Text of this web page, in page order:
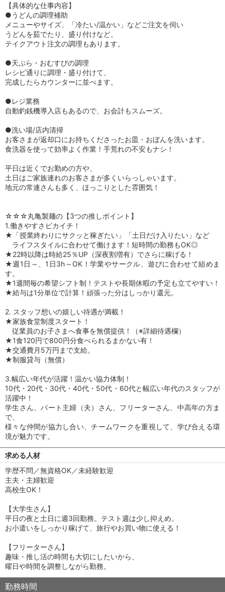
【具体的な仕事内容】
●うどんの調理補助
メニューやサイズ、「冷たい/温かい」などご注文を伺い
うどんを茹でたり、盛り付けなど。
テイクアウト注文の調理もあります。
●天ぷら・おむすびの調理
レシピ通りに調理・盛り付けて、
完成したらカウンターに並べます。
●レジ業務
自動釣銭機導入店もあるので、お会計もスムーズ。
●洗い場/店内清掃
お客さまが返却口にお持ちくださったお皿・おぼんを洗います。
食洗器を使って効率よく作業！手荒れの不安もナシ！
平日は近くでお勤めの方や、
土日はご家族連れのお客さまが多くいらっしゃいます。
地元の常連さんも多く、ほっこりとした雰囲気！
☆☆☆丸亀製麺の【3つの推しポイント】
1.働きやすさピカイチ！
★「授業終わりにサクッと稼ぎたい」「土日だけ入りたい」など
ライフスタイルに合わせて働けます！短時間の勤務もOK◎
★22時以降は時給25％UP（深夜割増有）でさらに稼げる！
★週1日～、1日3h～OK！学業やサークル、遊びに合わせて組めま
す。
★1週間毎の希望シフト制！テストや長期休暇の予定も立てやすい！
★給与は1分単位で計算！頑張った分はしっかり還元。
2. スタッフ想いの嬉しい待遇が満載！
★家族食堂制度スタート！
従業員のお子さまへ食事を無償提供！（※詳細待遇欄）
★1食120円で800円分食べられるまかない有！
★交通費月5万円まで支給。
★制服貸与（無償）
3.幅広い年代が活躍！温かい協力体制！
10代・20代・30代・40代・50代・60代と幅広い年代のスタッフが
活躍中！
学生さん、パート主婦（夫）さん、フリーターさん、中高年の方ま
で、
様々な仲間が協力し合い、チームワークを重視して、学び合える環
境が魅力です。
求める人材
学歴不問／無資格OK／未経験歓迎
主夫・主婦歓迎
高校生OK！
【大学生さん】
平日の夜と土日に週3回勤務。テスト週は少し抑えめ。
お小遣いをしっかり稼げて、旅行やお買い物に使える！
【フリーターさん】
趣味・推し活の時間も大切にしたいから、
曜日や時間を調整しながら勤務。
勤務時間